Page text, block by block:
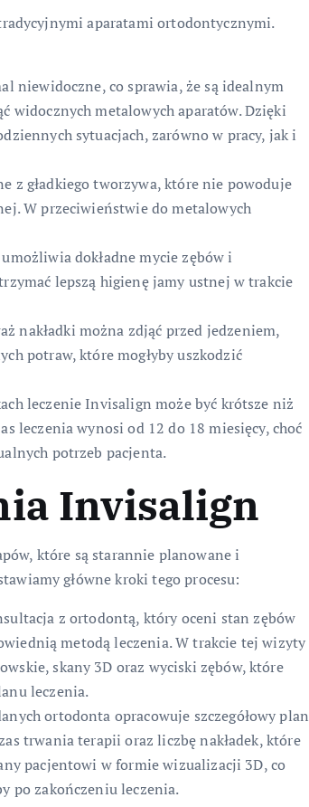
aparatami ortodontycznymi.
niewidoczne, co sprawia, że są idealnym
widocznych metalowych aparatów. Dzięki
sytuacjach, zarówno w pracy, jak i
z gładkiego tworzywa, które nie powoduje
W przeciwieństwie do metalowych
dokładne mycie zębów i
lepszą higienę jamy ustnej w trakcie
nakładki można zdjąć przed jedzeniem,
potraw, które mogłyby uszkodzić
leczenie Invisalign może być krótsze niż
leczenia wynosi od 12 do 18 miesięcy, choć
potrzeb pacjenta.
Invisalign
które są starannie planowane i
główne kroki tego procesu:
z ortodontą, który oceni stan zębów
metodą leczenia. W trakcie tej wizyty
skany 3D oraz wyciski zębów, które
leczenia.
ortodonta opracowuje szczegółowy plan
trwania terapii oraz liczbę nakładek, które
pacjentowi w formie wizualizacji 3D, co
po zakończeniu leczenia.